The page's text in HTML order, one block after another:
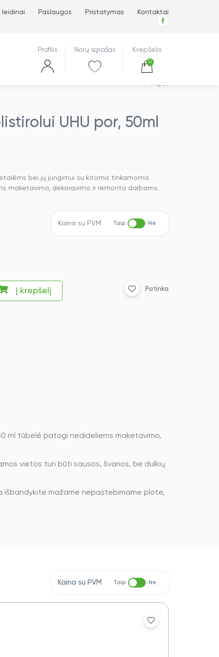
leidinai Paslaugos Pristatymas Kontaktai
Profilis Norų sąrašas Krepšelis
0
Atgal
UHU por, 50ml
bei jų jungimui su kitomis tinkamomis
maketavimo, dekoravimo ir remonto darbams.
Kaina su PVM Taip Ne
Į krepšelį Patinka
ml tūbelė patogi nedideliems maketavimo,
vietos turi būti sausos, švarios, be dulkių
išbandykite mažame nepastebimame plote,
Kaina su PVM Taip Ne